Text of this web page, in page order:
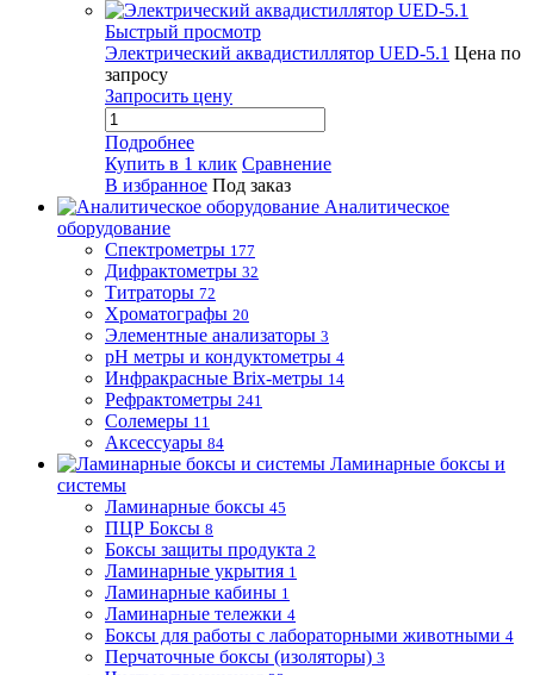
Быстрый просмотр
Электрический аквадистиллятор UED-5.1 Цена по
запросу
Запросить цену
Подробнее
Купить в 1 клик Сравнение
В избранное Под заказ
Аналитическое
оборудование
Спектрометры 177
Дифрактометры 32
Титраторы 72
Хроматографы 20
Элементные анализаторы 3
pH метры и кондуктометры 4
Инфракрасные Brix-метры 14
Рефрактометры 241
Солемеры 11
Аксессуары 84
Ламинарные боксы и
системы
Ламинарные боксы 45
ПЦР Боксы 8
Боксы защиты продукта 2
Ламинарные укрытия 1
Ламинарные кабины 1
Ламинарные тележки 4
Боксы для работы с лабораторными животными 4
Перчаточные боксы (изоляторы) 3